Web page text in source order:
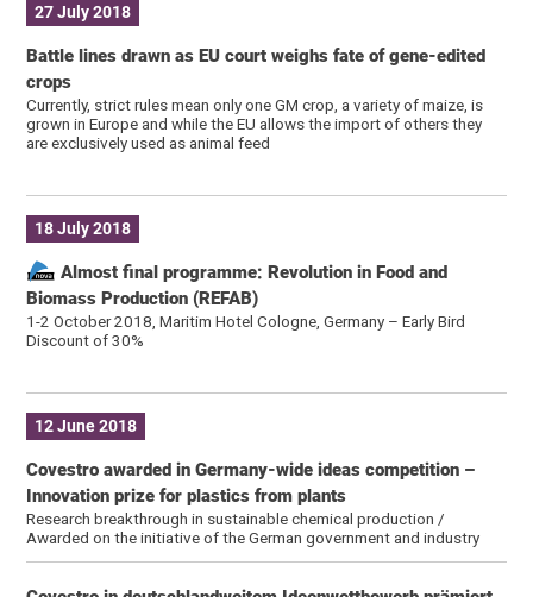
27 July 2018
Battle lines drawn as EU court weighs fate of gene-edited
crops
Currently, strict rules mean only one GM crop, a variety of maize, is
grown in Europe and while the EU allows the import of others they
are exclusively used as animal feed
18 July 2018
Almost final programme: Revolution in Food and
Biomass Production (REFAB)
1-2 October 2018, Maritim Hotel Cologne, Germany – Early Bird
Discount of 30%
12 June 2018
Covestro awarded in Germany-wide ideas competition –
Innovation prize for plastics from plants
Research breakthrough in sustainable chemical production /
Awarded on the initiative of the German government and industry